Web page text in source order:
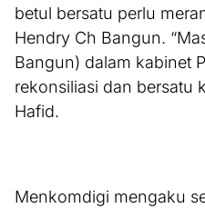
betul bersatu perlu
Hendry Ch Bangun.
Bangun) dalam kabinet
rekonsiliasi dan bersatu
Hafid.
Menkomdigi mengaku